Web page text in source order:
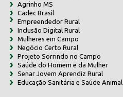
Agrinho MS
Cadec Brasil
Empreendedor Rural
Inclusão Digital Rural
Mulheres em Campo
Negócio Certo Rural
Projeto Sorrindo no Campo
Saúde do Homem e da Mulher
Senar Jovem Aprendiz Rural
Educação Sanitária e Saúde Animal